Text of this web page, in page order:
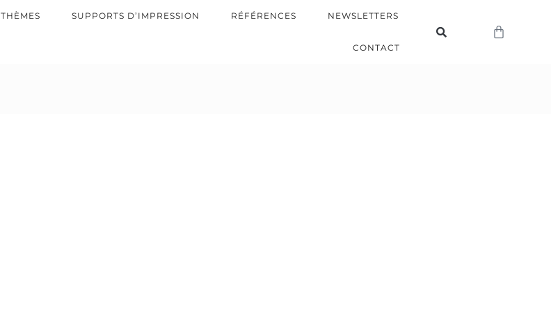
THÈMES SUPPORTS D’IMPRESSION RÉFÉRENCES NEWSLETTERS
CONTACT